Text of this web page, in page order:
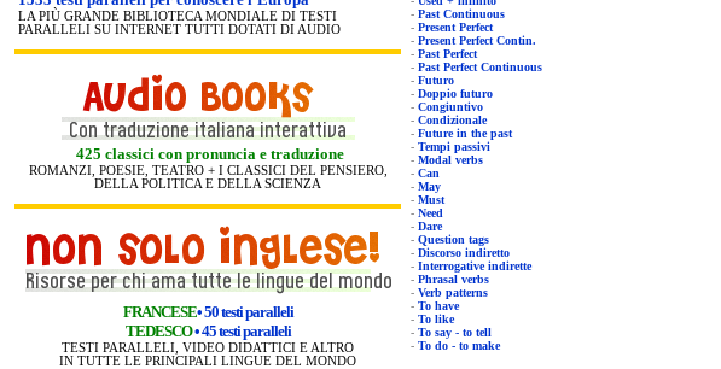
LA PIÙ GRANDE BIBLIOTECA MONDIALE DI TESTI
PARALLELI SU INTERNET TUTTI DOTATI DI AUDIO
425 classici con pronuncia e traduzione
ROMANZI, POESIE, TEATRO + I CLASSICI DEL PENSIERO,
DELLA POLITICA E DELLA SCIENZA
FRANCESE• 50 testi paralleli
TEDESCO• 45 testi paralleli
TESTI PARALLELI, VIDEO DIDATTICI E ALTRO
IN TUTTE LE PRINCIPALI LINGUE DEL MONDO
- Past Continuous
- Present Perfect
-
Present Perfect Contin.
- Past Perfect
-
Past Perfect Continuous
- Futuro
- Doppio futuro
- Congiuntivo
- Condizionale
- Future in the past
- Tempi passivi
- Modal verbs
- Can
- May
- Must
- Need
- Dare
- Question tags
- Discorso indiretto
-
Interrogative indirette
- Phrasal verbs
- Verb patterns
- To have
- To like
- To say - to tell
- To do - to make